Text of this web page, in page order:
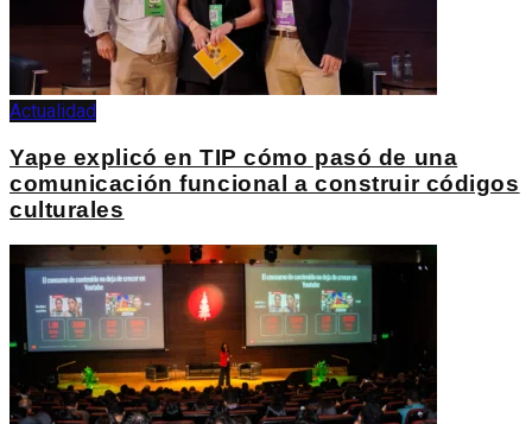
Actualidad
Yape explicó en TIP cómo pasó de una
comunicación funcional a construir códigos
culturales